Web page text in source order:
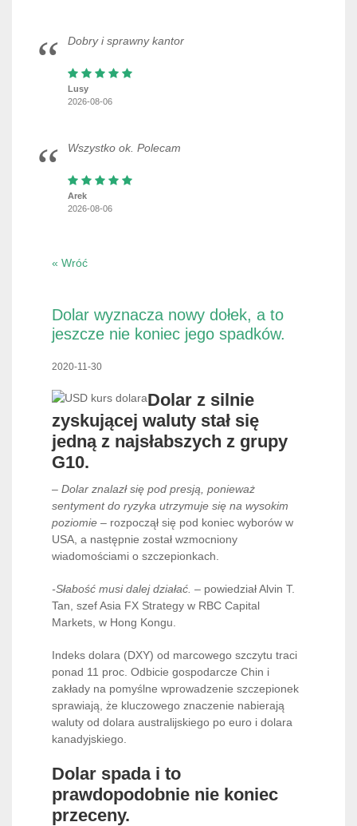
Dobry i sprawny kantor
Lusy
2026-08-06
Wszystko ok. Polecam
Arek
2026-08-06
« Wróć
Dolar wyznacza nowy dołek, a to
jeszcze nie koniec jego spadków.
2020-11-30
Dolar z silnie
zyskującej waluty stał się
jedną z najsłabszych z grupy
G10.
– Dolar znalazł się pod presją, ponieważ
sentyment do ryzyka utrzymuje się na wysokim
poziomie – rozpoczął się pod koniec wyborów w
USA, a następnie został wzmocniony
wiadomościami o szczepionkach.
-Słabość musi dalej działać. – powiedział Alvin T.
Tan, szef Asia FX Strategy w RBC Capital
Markets, w Hong Kongu.
Indeks dolara (DXY) od marcowego szczytu traci
ponad 11 proc. Odbicie gospodarcze Chin i
zakłady na pomyślne wprowadzenie szczepionek
sprawiają, że kluczowego znaczenie nabierają
waluty od dolara australijskiego po euro i dolara
kanadyjskiego.
Dolar spada i to
prawdopodobnie nie koniec
przeceny.